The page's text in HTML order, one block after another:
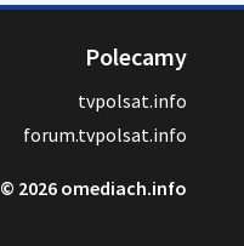
Polecamy
tvpolsat.info
forum.tvpolsat.info
© 2026 omediach.info